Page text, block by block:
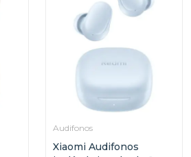
Audifonos
Xiaomi Audifonos